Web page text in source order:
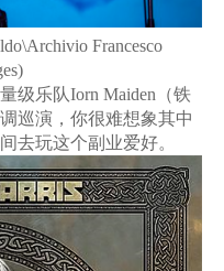
Francesco
级乐队Iorn Maiden（铁
巡演，你很难想象其中
去玩这个副业爱好。